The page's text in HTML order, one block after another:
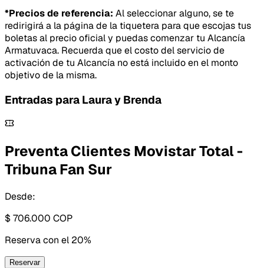
*Precios de referencia: Al seleccionar alguno, se te
redirigirá a la página de la tiquetera para que escojas tus
boletas al precio oficial y puedas comenzar tu Alcancía
Armatuvaca. Recuerda que el costo del servicio de
activación de tu Alcancía no está incluido en el monto
objetivo de la misma.
Entradas para Laura y Brenda
Preventa Clientes Movistar Total -
Tribuna Fan Sur
Desde:
$ 706.000 COP
Reserva con el 20%
Reservar